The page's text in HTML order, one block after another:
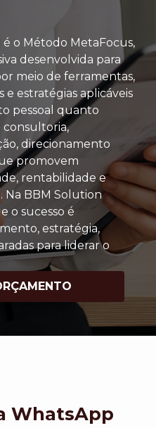
o Método MetaFocus,
desenvolvida para
meio de ferramentas,
e estratégias aplicáveis
pessoal quanto
consultoria,
direcionamento
promovem
rentabilidade e
Na BBM Solution
o sucesso é
estratégia,
para liderar o
WhatsApp